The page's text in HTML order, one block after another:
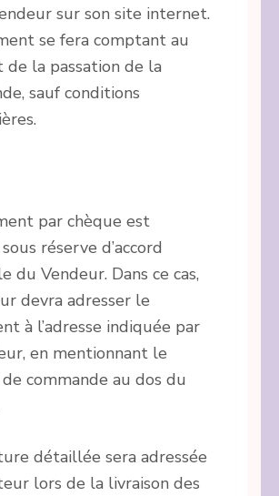
sur son site internet.
se fera comptant au
de la passation de la
sauf conditions
par chèque est
réserve d’accord
du Vendeur. Dans ce cas,
devra adresser le
à l’adresse indiquée par
en mentionnant le
commande au dos du
détaillée sera adressée
lors de la livraison des